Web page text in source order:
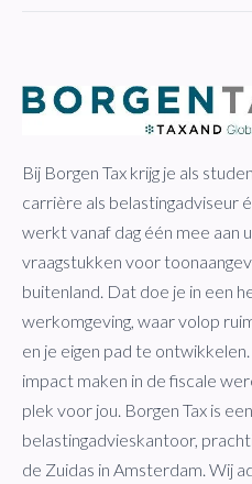
Bij Borgen Tax krijg je als
carrière als belastingadviseur
werkt vanaf dag één mee aan
vraagstukken voor
buitenland. Dat doe je in een
werkomgeving, waar volop
en je eigen pad te
impact maken in de fiscale
plek voor jou. Borgen Tax is
belastingadvieskantoor,
de Zuidas in Amsterdam. Wij